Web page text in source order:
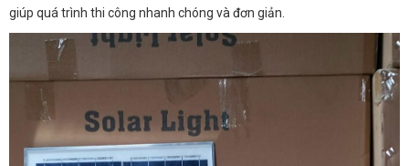
giúp quá trình thi công nhanh chóng và đơn giản.